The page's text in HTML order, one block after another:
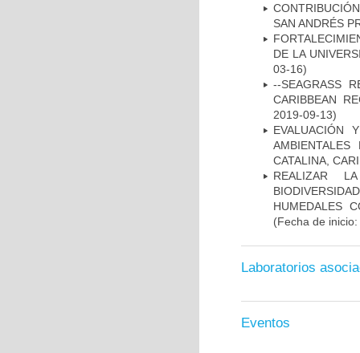
SAN ANDRÉS
DE LA
03-16)
--SEAGRASS
CARIBBEAN
2019-09-13)
EVALUACIÓN
CATALINA,
REALIZAR
HUMEDALES
(Fecha de
Laboratorios
Eventos